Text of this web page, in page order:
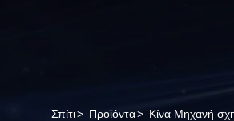
Σπίτι> Προϊόντα> Κίνα Μηχανή